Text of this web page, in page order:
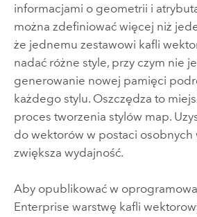
informacjami o geometrii i
można zdefiniować więcej niż
że jednemu zestawowi kafli
nadać różne style, przy czym nie
generowanie nowej pamięci
każdego stylu. Oszczędza to
proces tworzenia stylów map.
do wektorów w postaci osobnych
zwiększa wydajność.
Aby opublikować w
Enterprise warstwę kafli